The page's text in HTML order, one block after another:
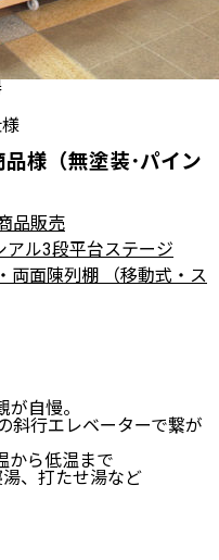
様（無塗装･パイン
品販売
ル3段平台ステージ
面陳列棚 （移動式・ス
自慢。
斜行エレベーターで繋が
から低温まで
、打たせ湯など